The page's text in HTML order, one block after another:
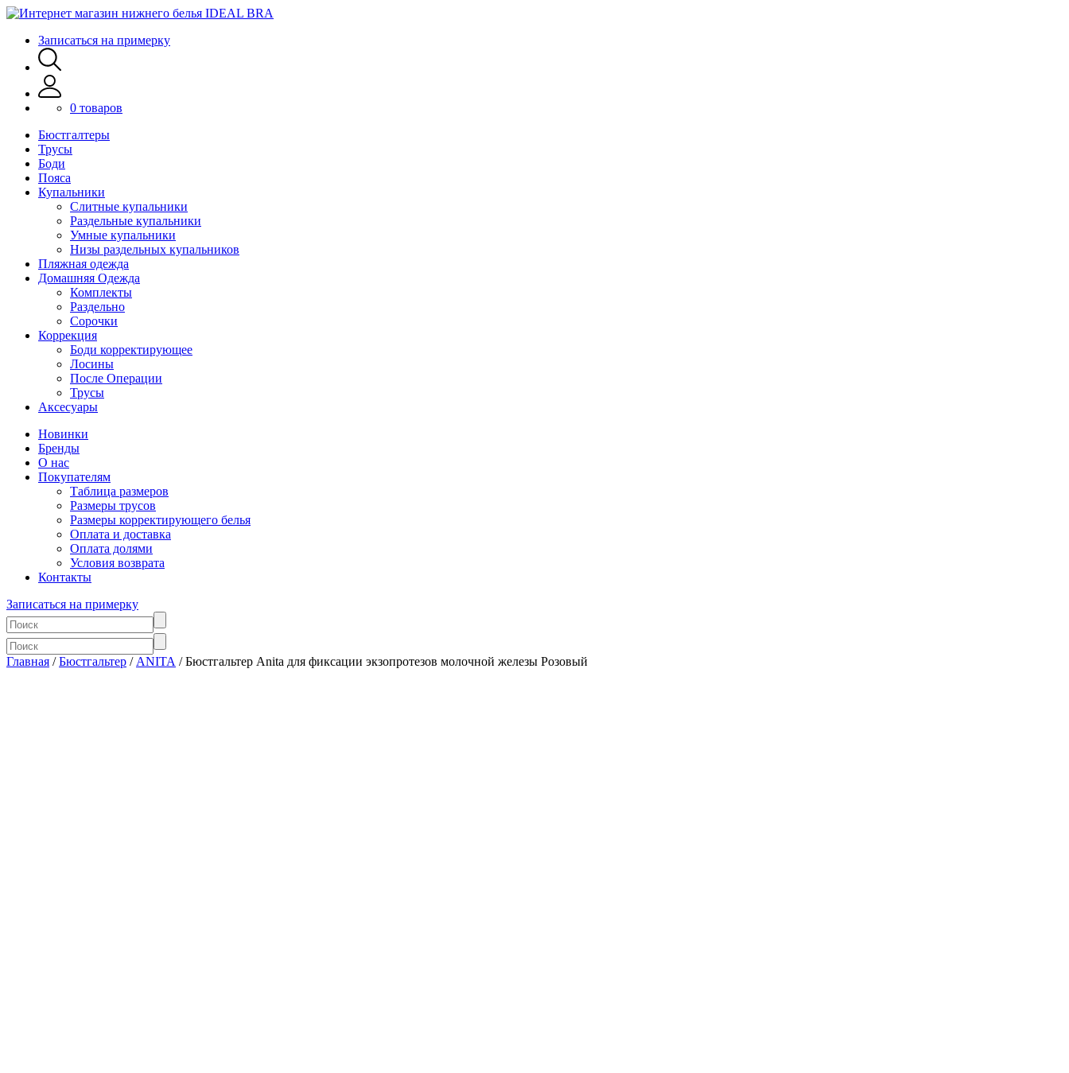
Записаться на примерку
0 товаров
Бюстгалтеры
Трусы
Боди
Пояса
Купальники
Слитные купальники
Раздельные купальники
Умные купальники
Низы раздельных купальников
Пляжная одежда
Домашняя Одежда
Комплекты
Раздельно
Сорочки
Коррекция
Боди корректирующее
Лосины
После Операции
Трусы
Аксесуары
Новинки
Бренды
О нас
Покупателям
Таблица размеров
Размеры трусов
Размеры корректирующего белья
Оплата и доставка
Оплата долями
Условия возврата
Контакты
Записаться на примерку
Главная /Бюстгальтер / ANITA / Бюстгальтер Anita для фиксации экзопротезов молочной железы Розовый